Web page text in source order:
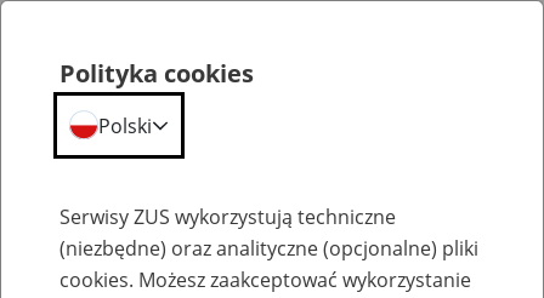
Szkolenia
Polityka cookies
Polski
Serwisy ZUS wykorzystują techniczne
(niezbędne) oraz analityczne (opcjonalne) pliki
cookies. Możesz zaakceptować wykorzystanie